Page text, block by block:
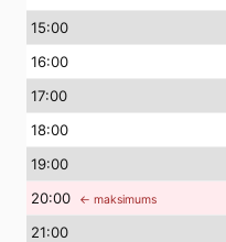
15:00
16:00
17:00
18:00
19:00
20:00 ← maksimums
21:00